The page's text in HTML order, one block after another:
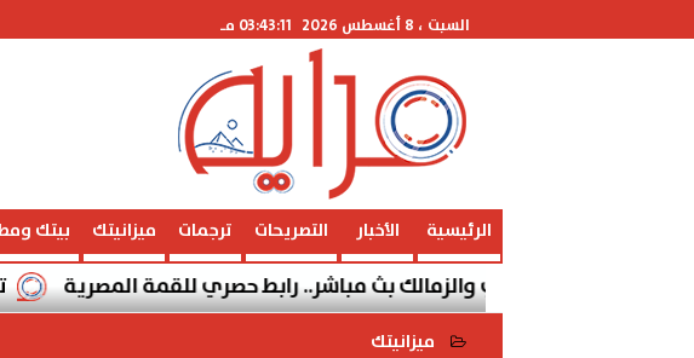
السبت ، 8 أغسطس 2026 03:43:11 مـ
الرئيسية الأخبار التصريحات ترجمات ميزانيتك بيتك
تقييم الأهلي والزمالك بث مباشر.. رابط حصري للقمة المصرية
ميزانيتك